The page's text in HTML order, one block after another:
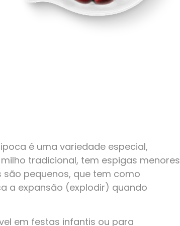
é uma variedade especial,
tradicional, tem espigas menores
são pequenos, que tem como
a expansão (explodir) quando
em festas infantis ou para